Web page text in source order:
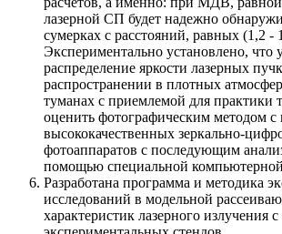
лазерной СП будет надежно
сумерках с расстояний, равных (1,2 -
Экспериментально установлено, что
распределение яркости лазерных
распространении в плотных
туманах с приемлемой для практики
оценить фотографическим методом с
высококачественных зеркально-
фотоаппаратов с последующим
помощью специальной
Разработана программа и методика
исследований в модельной
характеристик лазерного излучения